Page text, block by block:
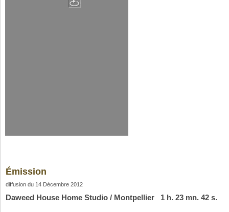
Émission
diffusion du 14 Décembre 2012
Daweed House Home Studio / Montpellier 1 h. 23 mn. 42 s.